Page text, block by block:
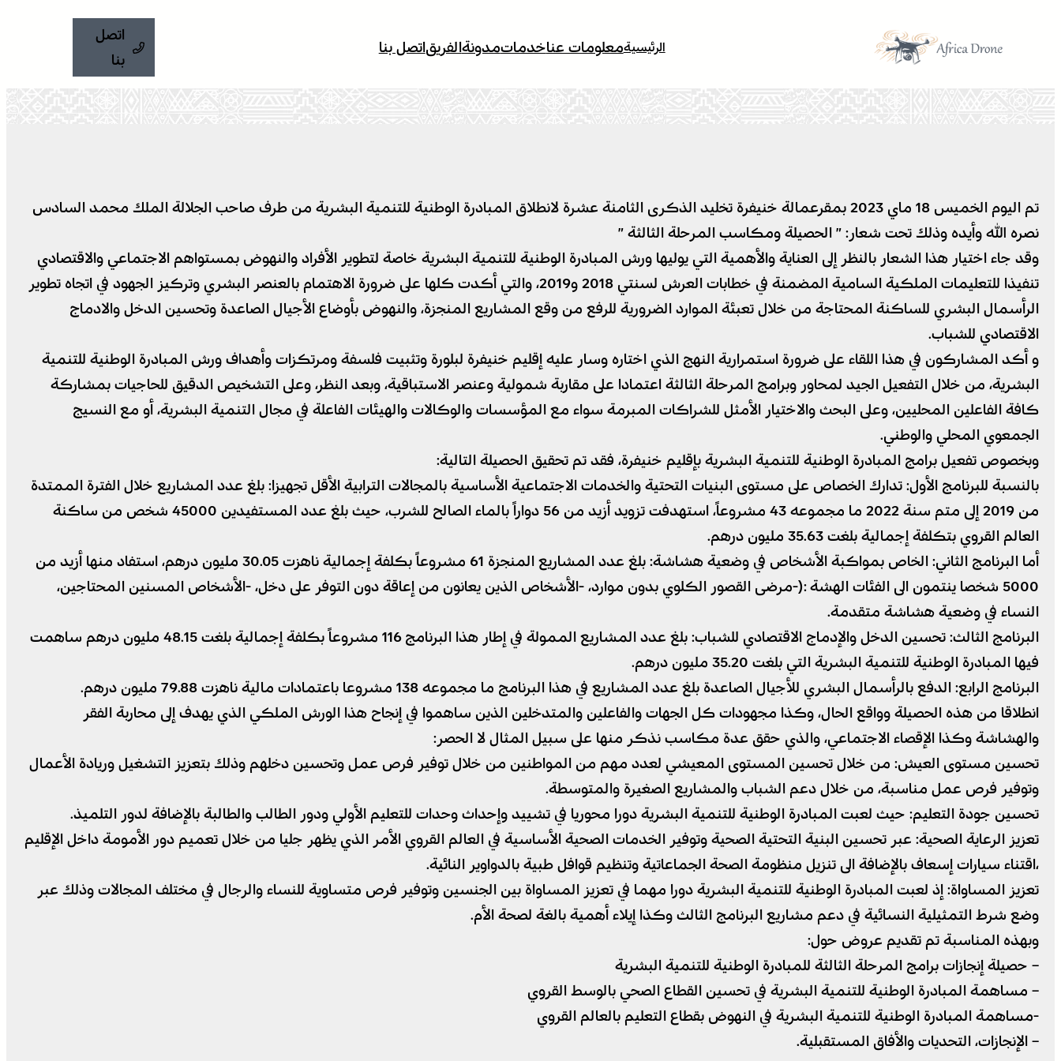
الرئيسيةمعلومات عناخدماتمدونةالفريقاتصل بنا
اتصل
بنا
تم اليوم الخميس 18 ماي 2023 بمقرعمالة خنيفرة تخليد الذكرى الثامنة عشرة لانطلاق المبادرة الوطنية للتنمية البشرية من طرف صاحب الجلالة الملك محمد السادس
نصره الله وأيده وذلك تحت شعار: ” الحصيلة ومكاسب المرحلة الثالثة ”
وقد جاء اختيار هذا الشعار بالنظر إلى العناية والأهمية التي يوليها ورش المبادرة الوطنية للتنمية البشرية خاصة لتطوير الأفراد والنهوض بمستواهم الاجتماعي والاقتصادي
تنفيذا للتعليمات الملكية السامية المضمنة في خطابات العرش لسنتي 2018 و2019، والتي أكدت كلها على ضرورة الاهتمام بالعنصر البشري وتركيز الجهود في اتجاه تطوير
الرأسمال البشري للساكنة المحتاجة من خلال تعبئة الموارد الضرورية للرفع من وقع المشاريع المنجزة، والنهوض بأوضاع الأجيال الصاعدة وتحسين الدخل والادماج
الاقتصادي للشباب.
و أكد المشاركون في هذا اللقاء على ضرورة استمرارية النهج الذي اختاره وسار عليه إقليم خنيفرة لبلورة وتثبيت فلسفة ومرتكزات وأهداف ورش المبادرة الوطنية للتنمية
البشرية، من خلال التفعيل الجيد لمحاور وبرامج المرحلة الثالثة اعتمادا على مقاربة شمولية وعنصر الاستباقية، وبعد النظر، وعلى التشخيص الدقيق للحاجيات بمشاركة
كافة الفاعلين المحليين، وعلى البحث والاختيار الأمثل للشراكات المبرمة سواء مع المؤسسات والوكالات والهيئات الفاعلة في مجال التنمية البشرية، أو مع النسيج
الجمعوي المحلي والوطني.
وبخصوص تفعيل برامج المبادرة الوطنية للتنمية البشرية بإقليم خنيفرة، فقد تم تحقيق الحصيلة التالية:
بالنسبة للبرنامج الأول: تدارك الخصاص على مستوى البنيات التحتية والخدمات الاجتماعية الأساسية بالمجالات الترابية الأقل تجهيزا: بلغ عدد المشاريع خلال الفترة الممتدة
من 2019 إلى متم سنة 2022 ما مجموعه 43 مشروعاً، استهدفت تزويد أزيد من 56 دواراً بالماء الصالح للشرب، حيث بلغ عدد المستفيدين 45000 شخص من ساكنة
العالم القروي بتكلفة إجمالية بلغت 35.63 مليون درهم.
أما البرنامج الثاني: الخاص بمواكبة الأشخاص في وضعية هشاشة: بلغ عدد المشاريع المنجزة 61 مشروعاً بكلفة إجمالية ناهزت 30.05 مليون درهم، استفاد منها أزيد من
5000 شخصا ينتمون الى الفئات الهشة :(-مرضى القصور الكلوي بدون موارد، -الأشخاص الذين يعانون من إعاقة دون التوفر على دخل، -الأشخاص المسنين المحتاجين،
النساء في وضعية هشاشة متقدمة.
البرنامج الثالث: تحسين الدخل والإدماج الاقتصادي للشباب: بلغ عدد المشاريع الممولة في إطار هذا البرنامج 116 مشروعاً بكلفة إجمالية بلغت 48.15 مليون درهم ساهمت
فيها المبادرة الوطنية للتنمية البشرية التي بلغت 35.20 مليون درهم.
البرنامج الرابع: الدفع بالرأسمال البشري للأجيال الصاعدة بلغ عدد المشاريع في هذا البرنامج ما مجموعه 138 مشروعا باعتمادات مالية ناهزت 79.88 مليون درهم.
انطلاقا من هذه الحصيلة وواقع الحال، وكذا مجهودات كل الجهات والفاعلين والمتدخلين الذين ساهموا في إنجاح هذا الورش الملكي الذي يهدف إلى محاربة الفقر
والهشاشة وكذا الإقصاء الاجتماعي، والذي حقق عدة مكاسب نذكر منها على سبيل المثال لا الحصر:
تحسين مستوى العيش: من خلال تحسين المستوى المعيشي لعدد مهم من المواطنين من خلال توفير فرص عمل وتحسين دخلهم وذلك بتعزيز التشغيل وريادة الأعمال
وتوفير فرص عمل مناسبة، من خلال دعم الشباب والمشاريع الصغيرة والمتوسطة.
تحسين جودة التعليم: حيث لعبت المبادرة الوطنية للتنمية البشرية دورا محوريا في تشييد وإحداث وحدات للتعليم الأولي ودور الطالب والطالبة بالإضافة لدور التلميذ.
تعزيز الرعاية الصحية: عبر تحسين البنية التحتية الصحية وتوفير الخدمات الصحية الأساسية في العالم القروي الأمر الذي يظهر جليا من خلال تعميم دور الأمومة داخل الإقليم
،اقتناء سيارات إسعاف بالإضافة الى تنزيل منظومة الصحة الجماعاتية وتنظيم قوافل طبية بالدواوير النائية.
تعزيز المساواة: إذ لعبت المبادرة الوطنية للتنمية البشرية دورا مهما في تعزيز المساواة بين الجنسين وتوفير فرص متساوية للنساء والرجال في مختلف المجالات وذلك عبر
وضع شرط التمثيلية النسائية في دعم مشاريع البرنامج الثالث وكذا إيلاء أهمية بالغة لصحة الأم.
وبهذه المناسبة تم تقديم عروض حول:
– حصيلة إنجازات برامج المرحلة الثالثة للمبادرة الوطنية للتنمية البشرية
– مساهمة المبادرة الوطنية للتنمية البشرية في تحسين القطاع الصحي بالوسط القروي
-مساهمة المبادرة الوطنية للتنمية البشرية في النهوض بقطاع التعليم بالعالم القروي
– الإنجازات، التحديات والأفاق المستقبلية.